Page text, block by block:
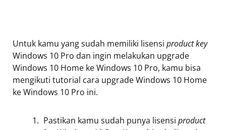
Untuk kamu yang sudah memiliki lisensi product key
Windows 10 Pro dan ingin melakukan upgrade
Windows 10 Home ke Windows 10 Pro, kamu bisa
mengikuti tutorial cara upgrade Windows 10 Home
ke Windows 10 Pro ini.
Pastikan kamu sudah punya lisensi product